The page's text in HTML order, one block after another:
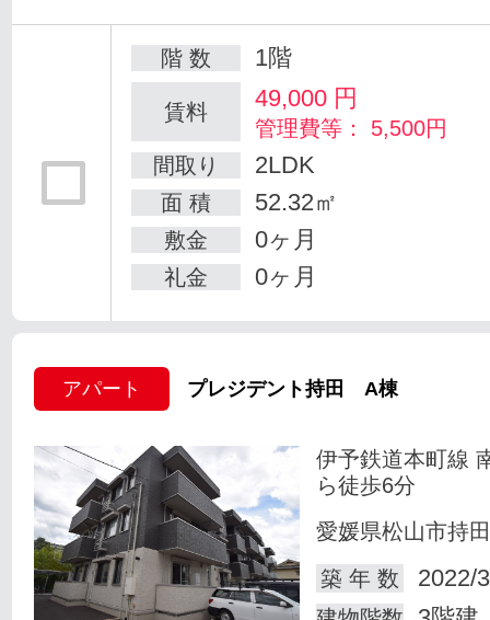
階 数 1階
賃料 49,000 円
管理費等： 5,500円
間取り
2LDK
面 積 52.32㎡
敷金 0ヶ月
礼金 0ヶ月
アパート プレジデント持田 A棟
伊予鉄道本町線
ら徒歩6分
愛媛県松山市持
築 年 数
2022/